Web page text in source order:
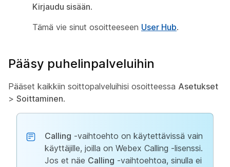
Kirjaudu sisään.
Tämä vie sinut osoitteeseen User Hub.
Pääsy puhelinpalveluihin
Pääset kaikkiin soittopalveluihisi osoitteessa Asetukset
> Soittaminen.
Calling -vaihtoehto on käytettävissä vain
käyttäjille, joilla on Webex Calling -lisenssi.
Jos et näe Calling -vaihtoehtoa, sinulla ei